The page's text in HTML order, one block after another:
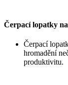
Čerpací lopatky
Čerpací
hromadění
produktivitu.